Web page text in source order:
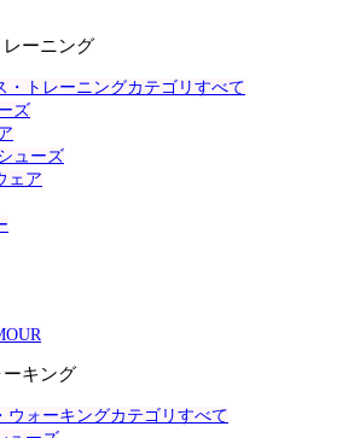
ーニング
・トレーニングカテゴリすべて
ズ
ューズ
ェア
キング
ウォーキングカテゴリすべて